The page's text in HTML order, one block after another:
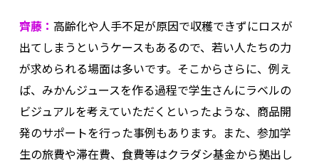
齊藤： 高齢化や人手不足が原因で収穫できずにロスが
出てしまうというケースもあるので、若い人たちの力
が求められる場面は多いです。そこからさらに、例え
ば、みかんジュースを作る過程で学生さんにラベルの
ビジュアルを考えていただくといったような、商品開
発のサポートを行った事例もあります。また、参加学
生の旅費や滞在費、食費等はクラダシ基金から拠出し